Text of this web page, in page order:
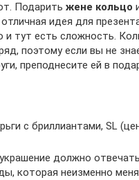
Подарить жене кольцо
идея для
и тут есть сложность.
поэтому если вы не
преподнесите ей в
с бриллиантами, SL
должно
которая неизменно